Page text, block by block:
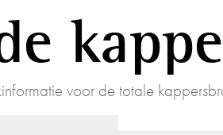
voor de totale